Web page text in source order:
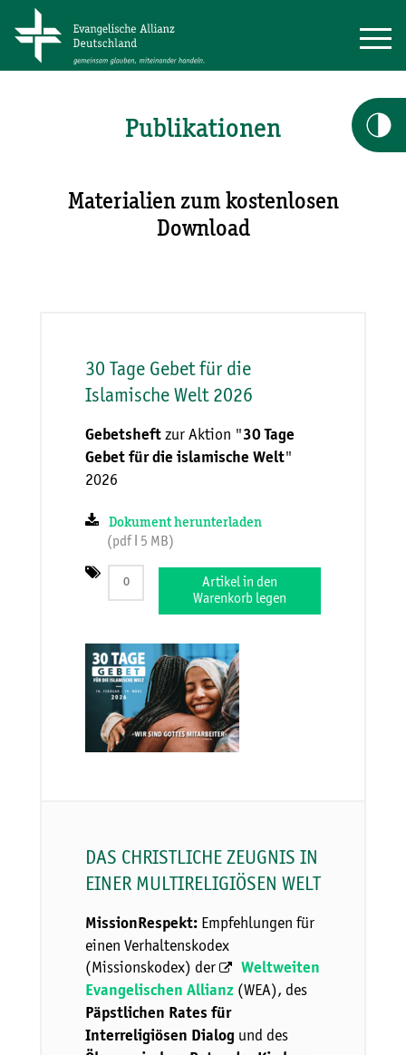
Publikationen
Materialien zum kostenlosen
Download
30 Tage Gebet für die
Islamische Welt 2026
Gebetsheft zur Aktion "30 Tage
Gebet für die islamische Welt"
2026
Dokument herunterladen
(pdf ǀ 5 MB)
Artikel in den
Warenkorb legen
DAS CHRISTLICHE ZEUGNIS IN
EINER MULTIRELIGIÖSEN WELT
MissionRespekt: Empfehlungen für
einen Verhaltenskodex
(Missionskodex) der
Weltweiten
Evangelischen Allianz (WEA), des
Päpstlichen Rates für
Interreligiösen Dialog und des